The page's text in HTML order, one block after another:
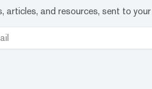
articles, and resources, sent to your